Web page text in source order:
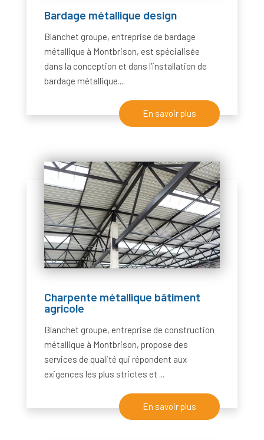
Bardage métallique design
Blanchet groupe, entreprise de bardage
métallique à Montbrison, est spécialisée
dans la conception et dans l’installation de
bardage métallique....
En savoir plus
Charpente métallique bâtiment
agricole
Blanchet groupe, entreprise de construction
métallique à Montbrison, propose des
services de qualité qui répondent aux
exigences les plus strictes et ...
En savoir plus